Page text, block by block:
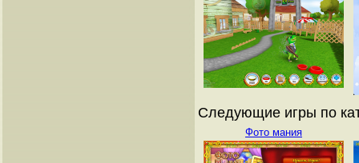
Следующие игры по
Фото мания